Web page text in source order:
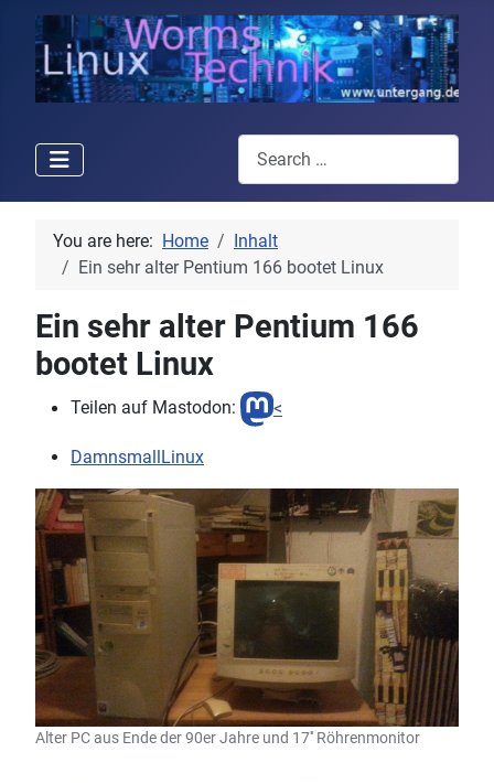
Search
You are here: Home
Inhalt
Ein sehr alter Pentium 166 bootet Linux
Ein sehr alter Pentium 166
bootet Linux
Teilen auf Mastodon: <
DamnsmallLinux
Alter PC aus Ende der 90er Jahre und 17'' Röhrenmonitor